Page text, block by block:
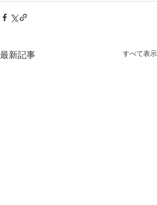
最新記事 すべて表示